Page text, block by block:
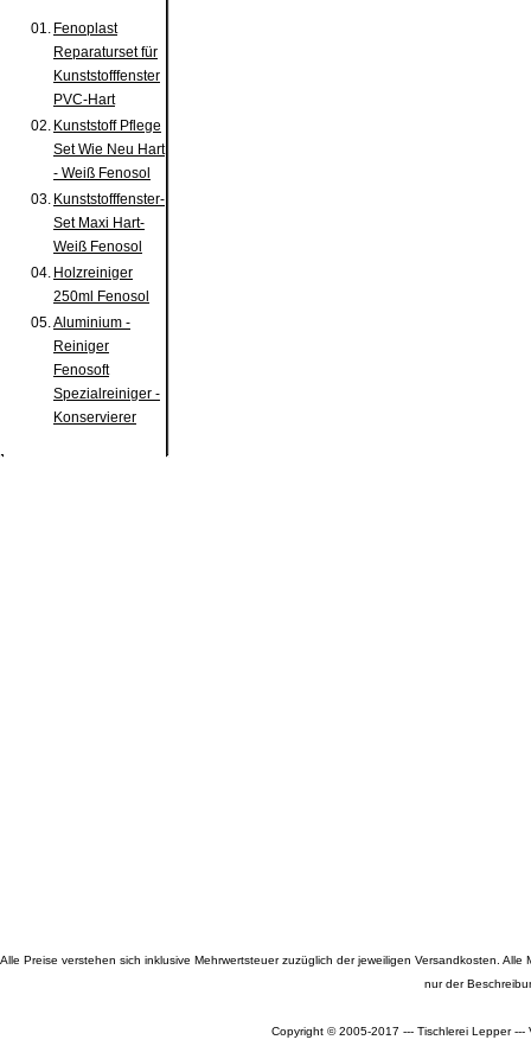
01. Fenoplast
Reparaturset für
Kunststofffenster
PVC-Hart
02. Kunststoff Pflege
Set Wie Neu Hart
- Weiß Fenosol
03. Kunststofffenster-
Set Maxi Hart-
Weiß Fenosol
04. Holzreiniger
250ml Fenosol
05.Aluminium -
Reiniger
Fenosoft
Spezialreiniger -
Konservierer
Alle Preise verstehen sich inklusive Mehrwertsteuer zuzüglich der jeweiligen Versandkosten.
nur der
Copyright © 2005-2017 --- Tischlerei Lepper